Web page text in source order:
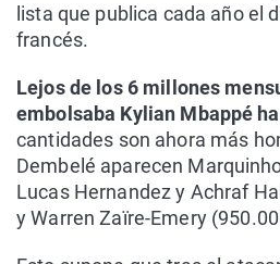
lista que publica cada año el
francés.
Lejos de los 6 millones
embolsaba Kylian Mbappé
cantidades son ahora más
Dembelé aparecen
Lucas Hernandez y Achraf
y Warren Zaïre-Emery